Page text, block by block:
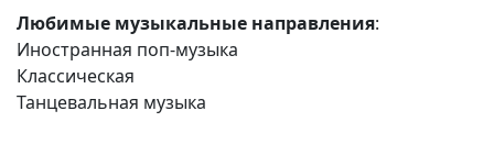
Любимые музыкальные направления:
Иностранная поп-музыка
Классическая
Танцевальная музыка